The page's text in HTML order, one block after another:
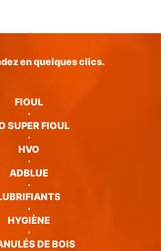
en quelques clics.
FIOUL
·
SUPER FIOUL
·
HVO
·
ADBLUE
·
·
HYGIÈNE
·
DE BOIS